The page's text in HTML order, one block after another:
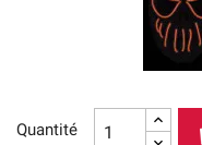
Quantité